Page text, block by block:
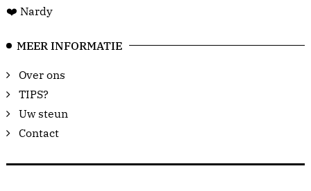
❤️ Nardy
MEER INFORMATIE
Over ons
TIPS?
Uw steun
Contact